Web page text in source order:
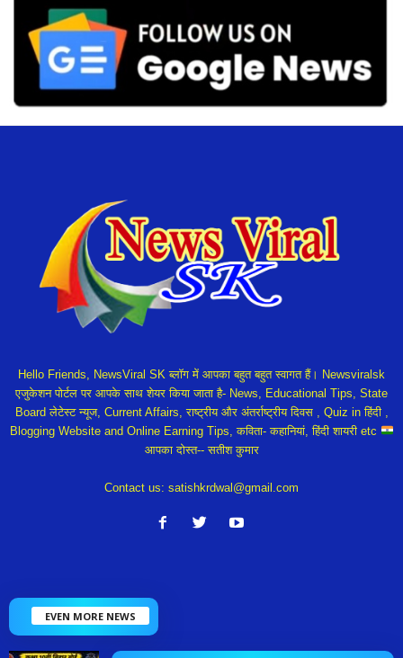
Hello Friends, NewsViral SK ब्लॉग में आपका बहुत बहुत स्वागत हैं। Newsviralsk
एजुकेशन पोर्टल पर आपके साथ शेयर किया जाता है- News, Educational Tips, State
Board लेटेस्ट न्यूज, Current Affairs, राष्ट्रीय और अंतर्राष्ट्रीय दिवस , Quiz in हिंदी ,
Blogging Website and Online Earning Tips, कविता- कहानियां, हिंदी शायरी etc
आपका दोस्त-- सतीश कुमार
Contact us: satishkrdwal@gmail.com
EVEN MORE NEWS